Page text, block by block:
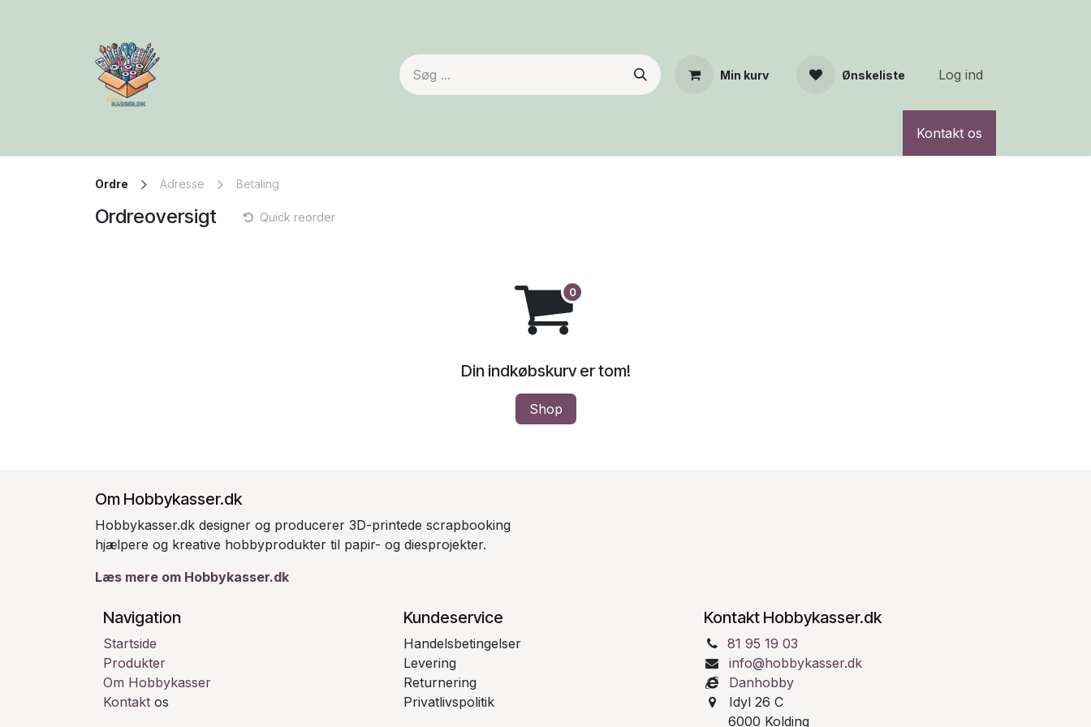
Min kurv Ønskeliste Log ind
Kontakt os
Ordre Adresse Betaling
Ordreoversigt Quick reorder
Din indkøbskurv er tom!
Shop
Om Hobbykasser.dk
Hobbykasser.dk designer og producerer 3D-printede scrapbooking
hjælpere og kreative hobbyprodukter til papir- og diesprojekter.
Læs mere om Hobbykasser.dk
Navigation
Startside
Produkter
Om Hobbykasser
Kontakt os
Kundeservice
Handelsbetingelser
Levering
Returnering
Privatlivspolitik
Kontakt Hobbykasser.dk
81 95 19 03
info@hobbykasser.dk
Danhobby
Idyl 26 C
6000 Kolding